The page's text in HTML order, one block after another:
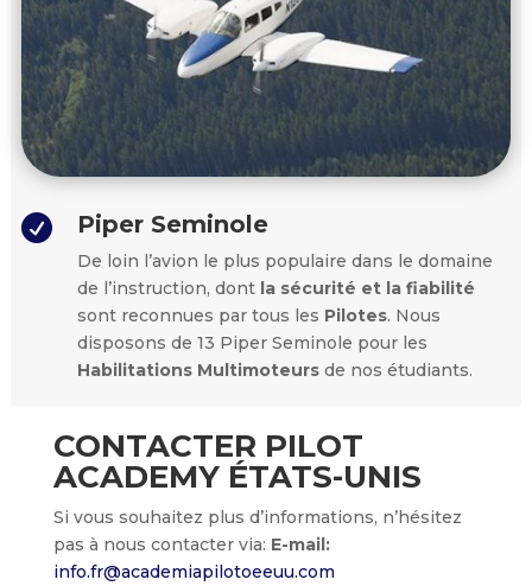
 Piper Seminole
De loin l’avion le plus populaire dans le domaine
de l’instruction, dont la sécurité et la fiabilité
sont reconnues par tous les Pilotes. Nous
disposons de 13 Piper Seminole pour les
Habilitations Multimoteurs de nos étudiants.
CONTACTER PILOT
ACADEMY ÉTATS-UNIS
Si vous souhaitez plus d’informations, n’hésitez
pas à nous contacter via: E-mail:
info.fr@academiapilotoeeuu.com